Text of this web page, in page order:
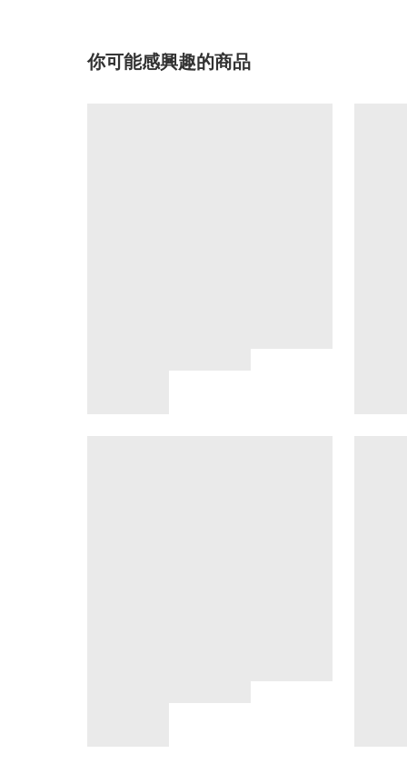
你可能感興趣的商品